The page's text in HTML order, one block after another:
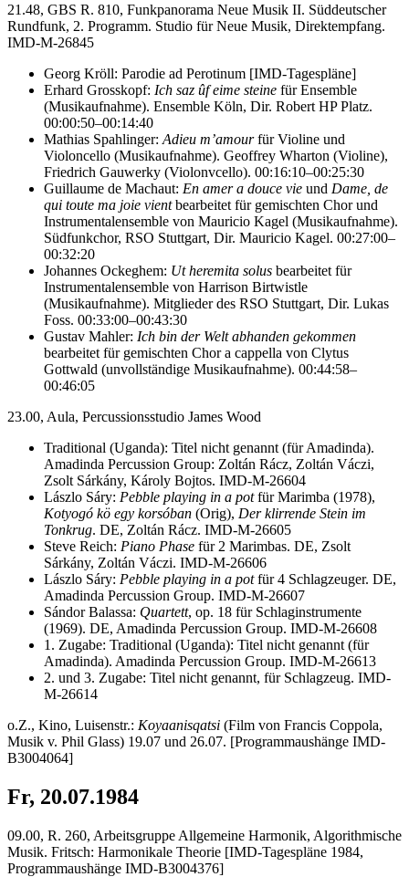
21.48, GBS R. 810, Funkpanorama Neue Musik II. Süddeutscher
Rundfunk, 2. Programm. Studio für Neue Musik, Direktempfang.
IMD-M-26845
Georg Kröll: Parodie ad Perotinum [IMD-Tagespläne]
Erhard Grosskopf: Ich saz ûf eime steine für Ensemble
(Musikaufnahme). Ensemble Köln, Dir. Robert HP Platz.
00:00:50–00:14:40
Mathias Spahlinger: Adieu m’amourfür Violine und
Violoncello (Musikaufnahme). Geoffrey Wharton (Violine),
Friedrich Gauwerky (Violonvcello). 00:16:10–00:25:30
Guillaume de Machaut: En amer a douce vie und Dame, de
qui toute ma joie vientbearbeitet für gemischten Chor und
Instrumentalensemble von Mauricio Kagel (Musikaufnahme).
Südfunkchor, RSO Stuttgart, Dir. Mauricio Kagel. 00:27:00–
00:32:20
Johannes Ockeghem: Ut heremita solus bearbeitet für
Instrumentalensemble von Harrison Birtwistle
(Musikaufnahme). Mitglieder des RSO Stuttgart, Dir. Lukas
Foss. 00:33:00–00:43:30
Gustav Mahler: Ich bin der Welt abhanden gekommen
bearbeitet für gemischten Chor a cappella von Clytus
Gottwald (unvollständige Musikaufnahme). 00:44:58–
00:46:05
23.00, Aula, Percussionsstudio James Wood
Traditional (Uganda): Titel nicht genannt (für Amadinda).
Amadinda Percussion Group: Zoltán Rácz, Zoltán Váczi,
Zsolt Sárkány, Károly Bojtos. IMD-M-26604
Lászlo Sáry: Pebble playing in a potfür Marimba (1978),
Kotyogó kö egy korsóban (Orig), Der klirrende Stein im
Tonkrug. DE, Zoltán Rácz. IMD-M-26605
Steve Reich: Piano Phase für 2 Marimbas. DE, Zsolt
Sárkány, Zoltán Váczi. IMD-M-26606
Lászlo Sáry: Pebble playing in a potfür 4 Schlagzeuger. DE,
Amadinda Percussion Group. IMD-M-26607
Sándor Balassa: Quartett, op. 18 für Schlaginstrumente
(1969). DE, Amadinda Percussion Group. IMD-M-26608
1. Zugabe: Traditional (Uganda): Titel nicht genannt (für
Amadinda). Amadinda Percussion Group. IMD-M-26613
2. und 3. Zugabe: Titel nicht genannt, für Schlagzeug. IMD-
M-26614
o.Z., Kino, Luisenstr.: Koyaanisqatsi (Film von Francis Coppola,
Musik v. Phil Glass) 19.07 und 26.07. [Programmaushänge IMD-
B3004064]
Fr, 20.07.1984
09.00, R. 260, Arbeitsgruppe Allgemeine Harmonik, Algorithmische
Musik. Fritsch: Harmonikale Theorie [IMD-Tagespläne 1984,
Programmaushänge IMD-B3004376]